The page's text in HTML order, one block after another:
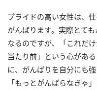
プライドの高い女性は、
がんばります。実際とて
なるのですが、「これだ
当たり前」という心があ
に、がんばりを自分にも
「もっとがんばらなきゃ